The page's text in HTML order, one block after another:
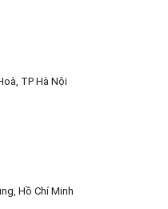
TP Hà Nội
Hồ Chí Minh